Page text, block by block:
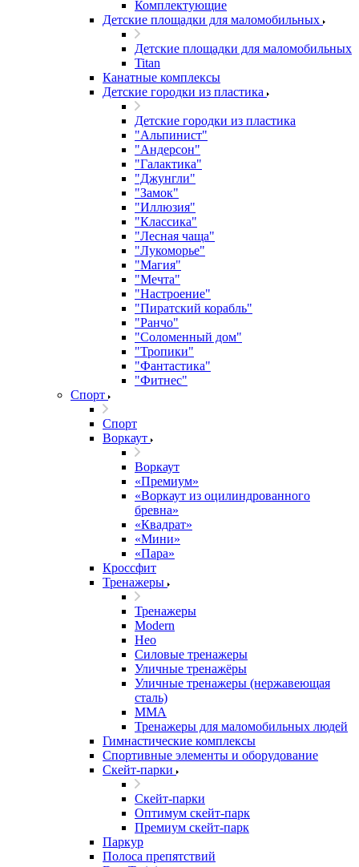
Комплектующие
Детские площадки для маломобильных
Детские площадки для маломобильных
Titan
Канатные комплексы
Детские городки из пластика
Детские городки из пластика
"Альпинист"
"Андерсон"
"Галактика"
"Джунгли"
"Замок"
"Иллюзия"
"Классика"
"Лесная чаща"
"Лукоморье"
"Магия"
"Мечта"
"Настроение"
"Пиратский корабль"
"Ранчо"
"Соломенный дом"
"Тропики"
"Фантастика"
"Фитнес"
Спорт
Спорт
Воркаут
Воркаут
«Премиум»
«Воркаут из оцилиндрованного
бревна»
«Квадрат»
«Мини»
«Пара»
Кроссфит
Тренажеры
Тренажеры
Modern
Нео
Силовые тренажеры
Уличные тренажёры
Уличные тренажеры (нержавеющая
сталь)
ММА
Тренажеры для маломобильных людей
Гимнастические комплексы
Спортивные элементы и оборудование
Скейт-парки
Скейт-парки
Оптимум скейт-парк
Премиум скейт-парк
Паркур
Полоса препятствий